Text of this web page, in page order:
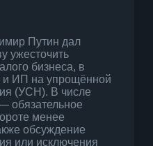
Путин дал
ужесточить
бизнеса, в
и ИП на упрощённой
(УСН). В числе
обязательное
менее
обсуждение
или исключения